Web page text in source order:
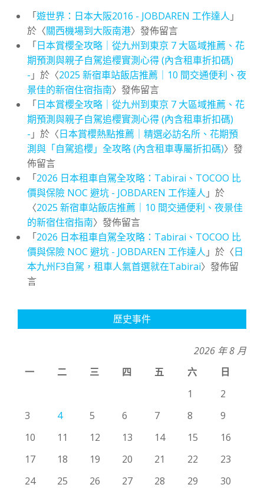
「遊世界：日本大阪2016 - JOBDAREN 工作達人 」
於〈關西機場到大阪南港〉發佈留言
「日本賞櫻全攻略｜從九州到東京 7 大區域推薦、花
期預測與親子自駕追櫻實測心得 (內含租車折扣碼)
- 」於〈2025 新宿車站飯店推薦｜10 間交通便利、夜
景佳的新宿住宿指南〉發佈留言
「日本賞櫻全攻略｜從九州到東京 7 大區域推薦、花
期預測與親子自駕追櫻實測心得 (內含租車折扣碼)
- 」於〈日本賞櫻熱點推薦｜精選必訪名所、花期預
測與「自駕追櫻」全攻略 (內含租車專屬折扣碼)〉發
佈留言
「2026 日本租車自駕全攻略：Tabirai、TOCOO 比
價與保險 NOC 避坑 - JOBDAREN 工作達人 」於
〈2025 新宿車站飯店推薦｜10 間交通便利、夜景佳
的新宿住宿指南〉發佈留言
「2026 日本租車自駕全攻略：Tabirai、TOCOO 比
價與保險 NOC 避坑 - JOBDAREN 工作達人 」於〈日
本九州F3自駕，租車人氣首選就在Tabirai〉發佈留
言
歷史事件
2026 年 8 月
一
二 三 四 五 六
日
1
2
3
4 5 6 7 8
9
10
11 12 13 14 15
16
17
18 19 20 21 22
23
24
25 26 27 28 29
30